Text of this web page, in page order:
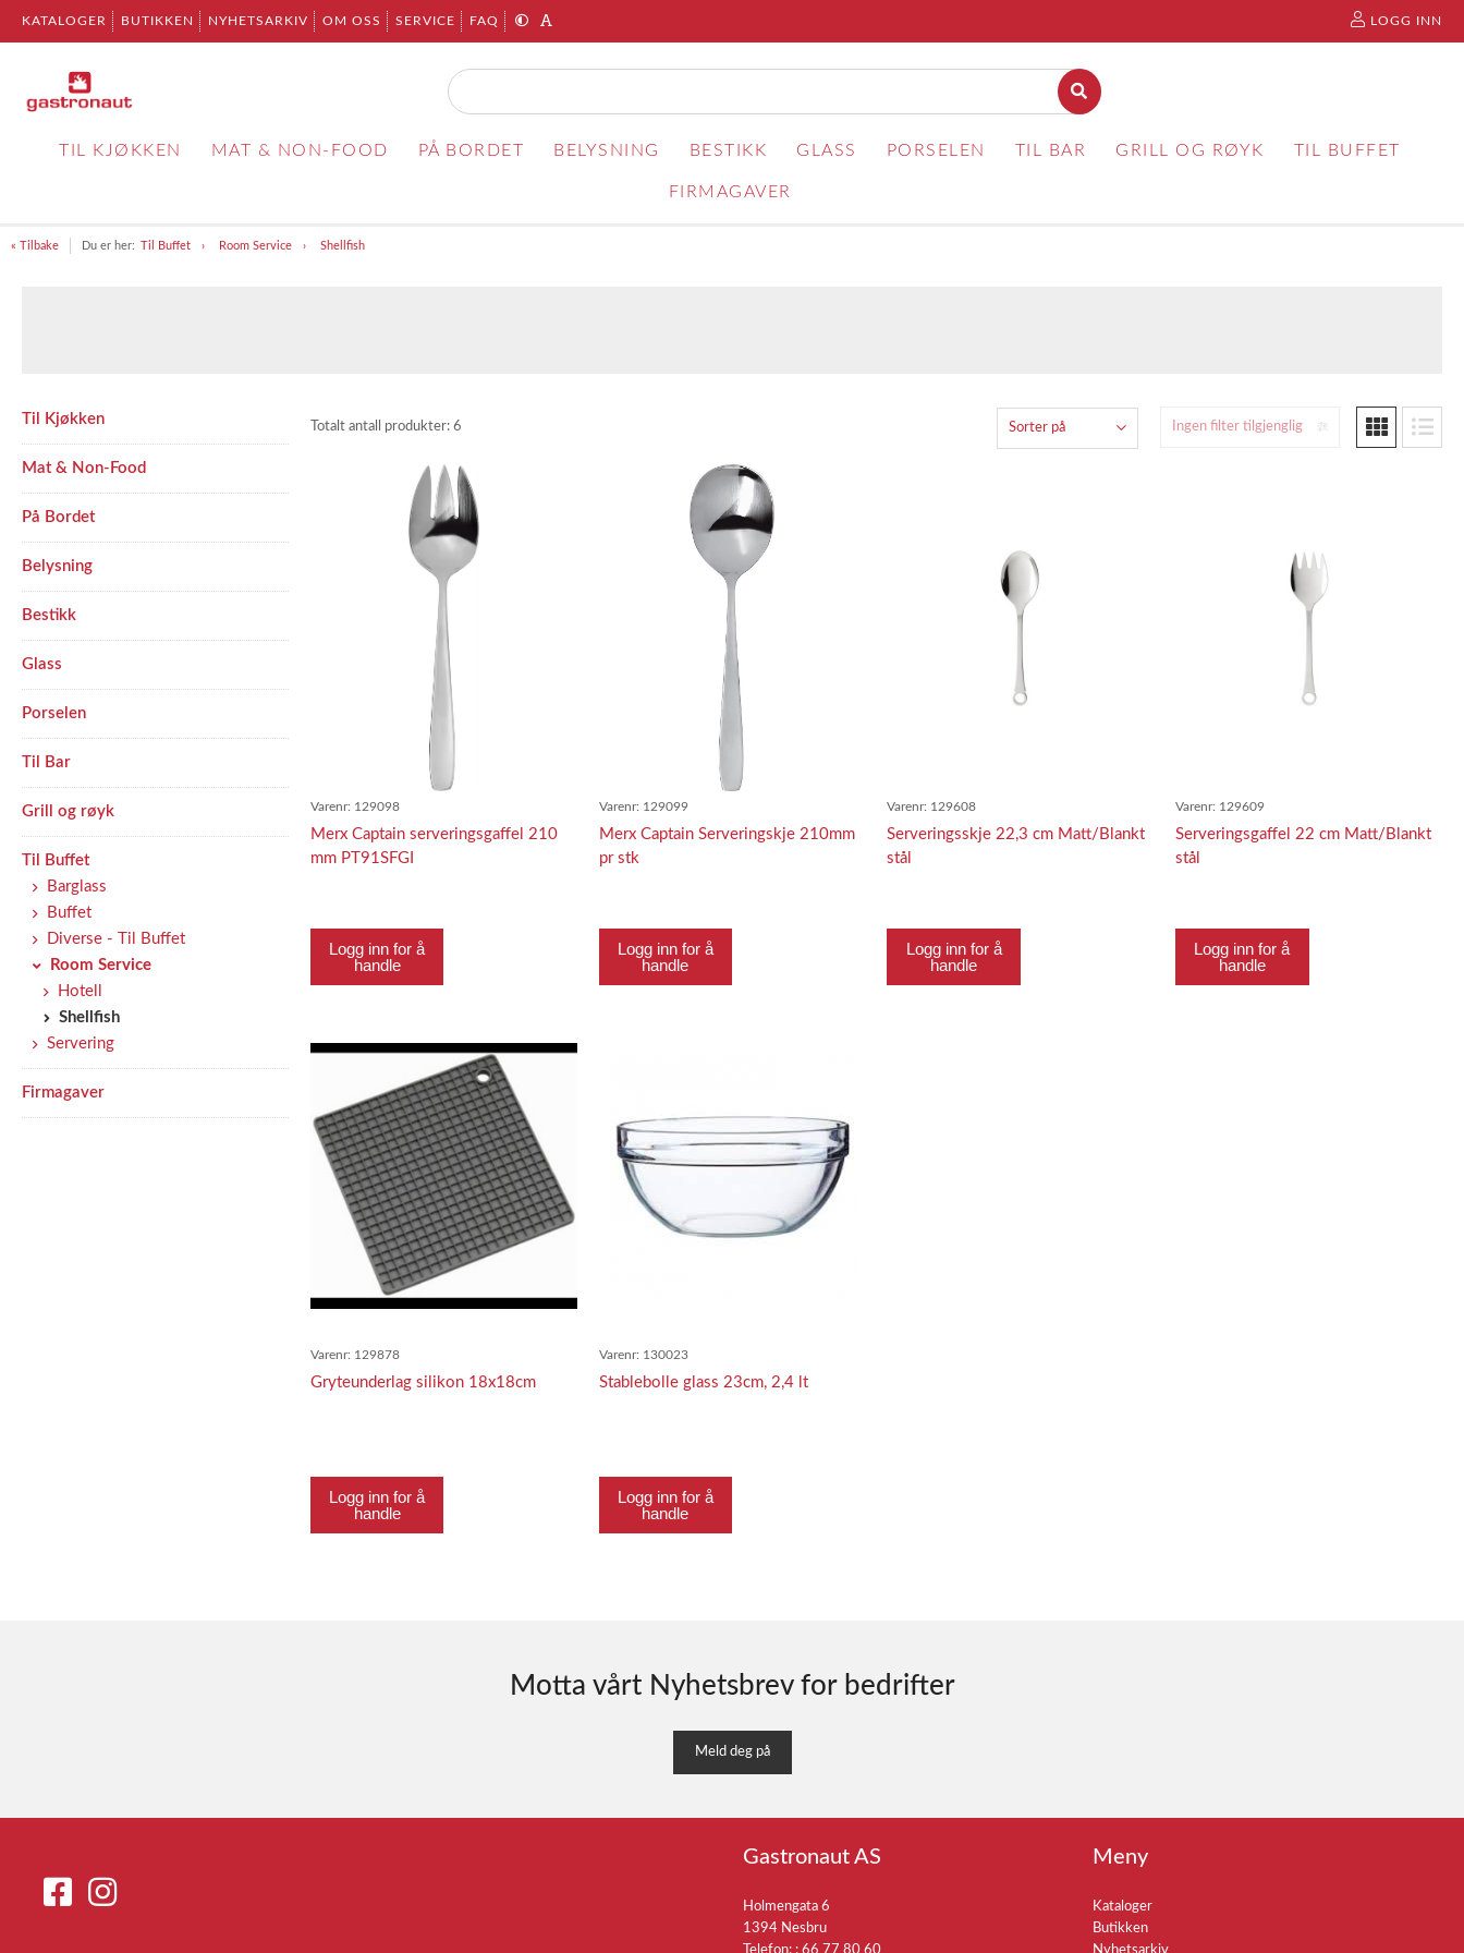
KATALOGER BUTIKKEN NYHETSARKIV OM OSS SERVICE FAQ LOGG INN
TIL KJØKKEN MAT & NON-FOOD PÅ BORDET BELYSNING BESTIKK GLASS PORSELEN TIL BAR GRILL OG RØYK TIL BUFFET
FIRMAGAVER
« Tilbake Du er her: Til Buffet Room Service Shellfish
Til Kjøkken
Mat & Non-Food
På Bordet
Belysning
Bestikk
Glass
Porselen
Til Bar
Grill og røyk
Til Buffet
Barglass
Buffet
Diverse - Til Buffet
Room Service
Hotell
Shellfish
Servering
Firmagaver
Totalt antall produkter: 6 Ingen filter tilgjenglig
Sorter på
Varenr: 129098
Merx Captain serveringsgaffel 210
mm PT91SFGI
Logg inn for å
handle
Varenr: 129099
Merx Captain Serveringskje 210mm
pr stk
Logg inn for å
handle
Varenr: 129608
Serveringsskje 22,3 cm Matt/Blankt
stål
Logg inn for å
handle
Varenr: 129609
Serveringsgaffel 22 cm Matt/Blankt
stål
Logg inn for å
handle
Varenr: 129878
Gryteunderlag silikon 18x18cm
Logg inn for å
handle
Varenr: 130023
Stablebolle glass 23cm, 2,4 lt
Logg inn for å
handle
Motta vårt Nyhetsbrev for bedrifter
Meld deg på
Gastronaut AS
Holmengata 6
1394 Nesbru
Meny
Kataloger
Butikken